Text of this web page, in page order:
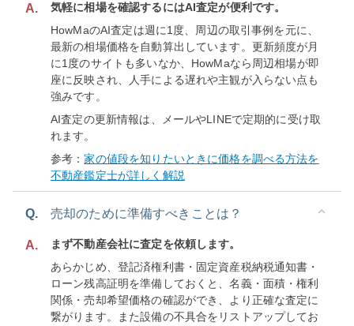
A.
気軽に相場を確認するにはAI査定が便利です。
HowMaのAI査定は週に1度、周辺の取引事例を元に、
最新の相場価格を自動算出しています。更新頻度が月
に1度のサイトも多いなか、HowMaなら周辺相場が即
座に反映され、人手による遅れや主観が入らない点も
強みです。
AI査定の更新情報は、メールやLINEで定期的に受け取
れます。
参考：家の値段を知りたいときに価格を調べる方法を
不動産鑑定士が詳しく解説
Q. 売却のために準備すべきことは？
A.
まず不動産会社に査定を依頼します。
あらかじめ、登記済権利書・固定資産税納税通知書・
ローン残高証明を準備しておくと、名義・面積・権利
関係・売却希望価格の確認ができ、より正確な査定に
繋がります。また設備の不具合をリストアップしてお